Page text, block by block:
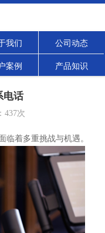
我们 公司动态
案例 产品知识
电话
437次
临着多重挑战与机遇。